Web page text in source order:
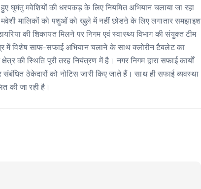
घुमंतु मवेशियों की धरपकड़ के लिए नियमित अभियान चलाया जा रहा
मवेशी मालिकों को पशुओं को खुले में नहीं छोडऩे के लिए लगातार समझाइश
की शिकायत मिलने पर निगम एवं स्वास्थ्य विभाग की संयुक्त टीम
में विशेष साफ-सफाई अभियान चलाने के साथ क्लोरीन टैबलेट का
की स्थिति पूरी तरह नियंत्रण में है। नगर निगम द्वारा सफाई कार्यों
संबंधित ठेकेदारों को नोटिस जारी किए जाते हैं। साथ ही सफाई व्यवस्था
की जा रही है।